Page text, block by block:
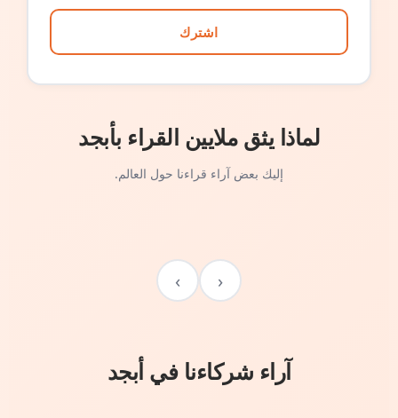
اشترك
لماذا يثق ملايين القراء بأبجد
إليك بعض آراء قراءنا حول العالم.
‹
›
آراء شركاءنا في أبجد